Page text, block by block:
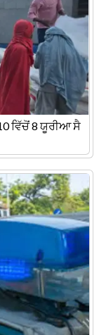
ਵਿੱਚੋਂ 8 ਯੂਰੀਆ ਸੈ